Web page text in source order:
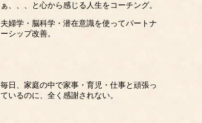
ぁ、、、と心から感じる人生をコーチング。
夫婦学・脳科学・潜在意識を使ってパートナ
ーシップ改善。
毎日、家庭の中で家事・育児・仕事と頑張っ
ているのに、全く感謝されない。